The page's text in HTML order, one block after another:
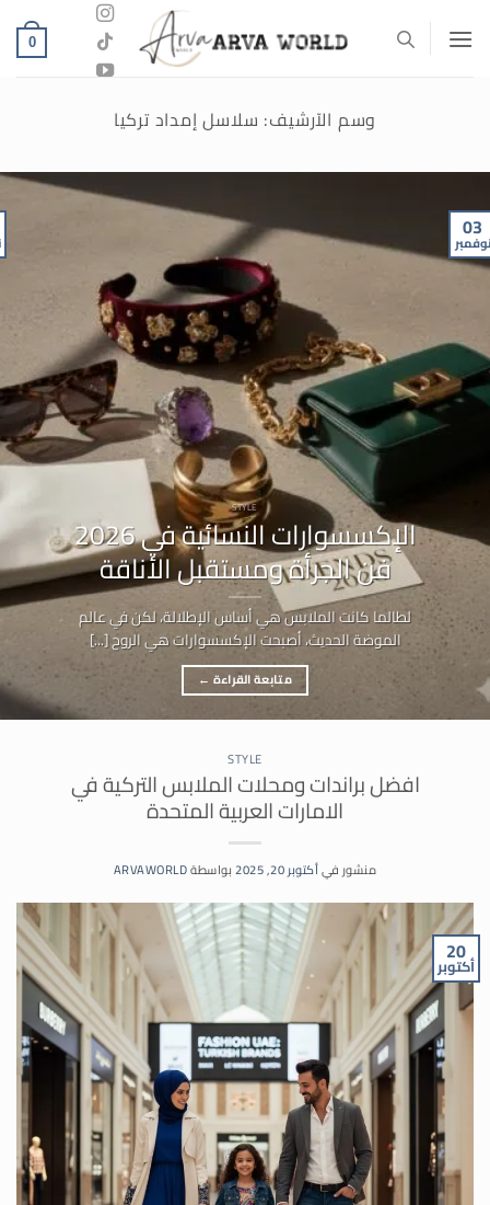
للمحتوى
0
وسم الآرشيف: سلاسل إمداد تركيا
STYLE
الإكسسوارات النسائية في 2026
فن الجرأة ومستقبل الأناقة
لطالما كانت الملابس هي أساس الإطلالة، لكن في عالم
الموضة الحديث، أصبحت الإكسسوارات هي الروح [...]
متابعة القراءة ←
03
نوفمبر
STYLE
افضل براندات ومحلات الملابس التركية في
الامارات العربية المتحدة
منشور فيأكتوبر 20, 2025 بواسطةARVAWORLD
20
أكتوبر